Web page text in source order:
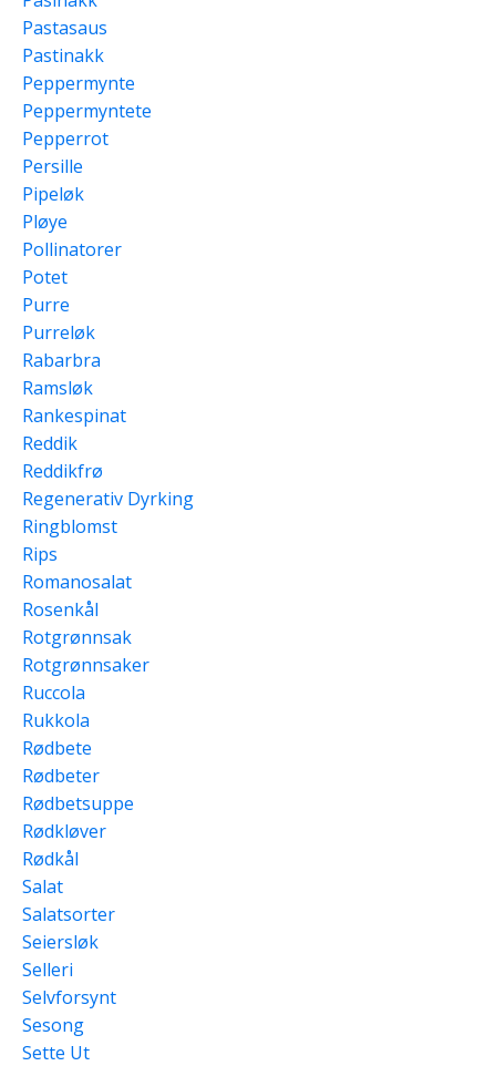
Pastasaus
Pastinakk
Peppermynte
Peppermyntete
Pepperrot
Persille
Pipeløk
Pløye
Pollinatorer
Potet
Purre
Purreløk
Rabarbra
Ramsløk
Rankespinat
Reddik
Reddikfrø
Regenerativ Dyrking
Ringblomst
Rips
Romanosalat
Rosenkål
Rotgrønnsak
Rotgrønnsaker
Ruccola
Rukkola
Rødbete
Rødbeter
Rødbetsuppe
Rødkløver
Rødkål
Salat
Salatsorter
Seiersløk
Selleri
Selvforsynt
Sesong
Sette Ut